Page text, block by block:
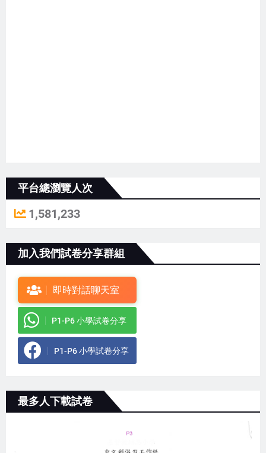
平台總瀏覽人次
1,581,233
加入我們試卷分享群組
即時對話聊天室
P1-P6 小學試卷分享
P1-P6 小學試卷分享
最多人下載試卷